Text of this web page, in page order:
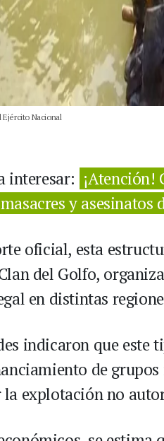
Nacional
interesar: ¡Atención!
y asesinatos
oficial, esta
del Golfo,
en distintas
indicaron que este
de
la explotación no